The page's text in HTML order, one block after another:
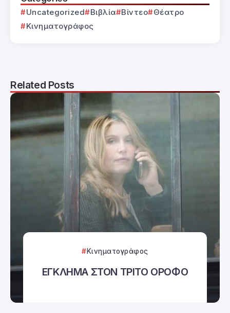
Uncategorized Βιβλία Βίντεο
Θέατρο
Κινηματογράφος
Related Posts
Κινηματογράφος
ΕΓΚΛΗΜΑ ΣΤΟΝ ΤΡΙΤΟ ΟΡΟΦΟ